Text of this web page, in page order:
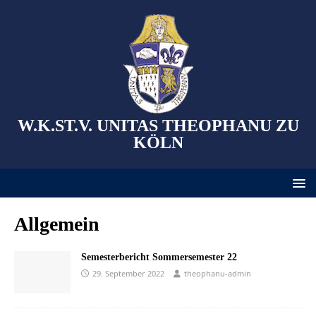
W.K.ST.V. UNITAS THEOPHANU ZU
KÖLN
Allgemein
Semesterbericht Sommersemester 22
29. September 2022
theophanu-admin